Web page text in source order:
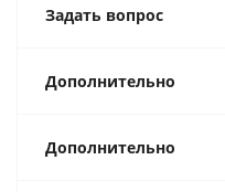
Задать вопрос
Дополнительно
Дополнительно